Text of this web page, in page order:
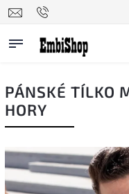
PÁNSKÉ TÍLKO
HORY